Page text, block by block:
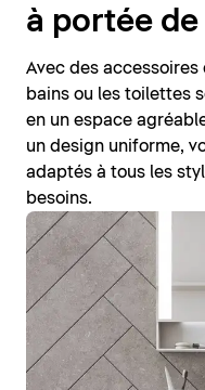
à portée de
Avec des
bains ou les toilettes
en un espace
un design uniforme,
adaptés à tous les
besoins.